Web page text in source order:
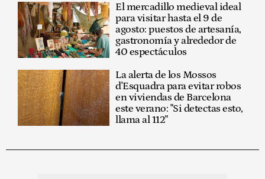
El mercadillo medieval ideal
para visitar hasta el 9 de
agosto: puestos de artesanía,
gastronomía y alrededor de
40 espectáculos
La alerta de los Mossos
d'Esquadra para evitar robos
en viviendas de Barcelona
este verano: "Si detectas esto,
llama al 112"